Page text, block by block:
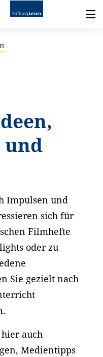
Impulsen und
sich für
Filmhefte
oder zu
Sie gezielt nach
auch
Medientipps